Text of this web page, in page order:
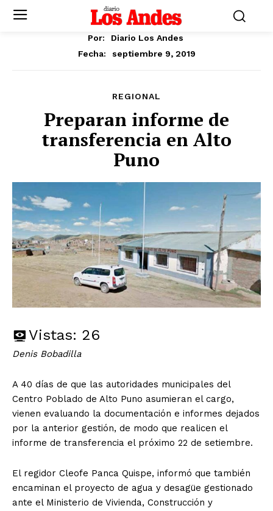
Por:
Diario Los Andes
Fecha:
septiembre 9, 2019
REGIONAL
Preparan informe de
transferencia en Alto
Puno
Vistas: 26
Denis Bobadilla
A 40 días de que las autoridades municipales del
Centro Poblado de Alto Puno asumieran el cargo,
vienen evaluando la documentación e informes dejados
por la anterior gestión, de modo que realicen el
informe de transferencia el próximo 22 de setiembre.
El regidor Cleofe Panca Quispe, informó que también
encaminan el proyecto de agua y desagüe gestionado
ante el Ministerio de Vivienda, Construcción y